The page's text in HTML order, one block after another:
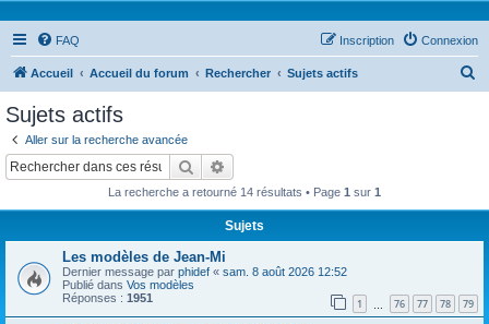
FAQ Connexion
Inscription
Accueil Accueil du forum Rechercher Sujets actifs
Sujets actifs
Aller sur la recherche avancée
Rechercher
La recherche a retourné 14 résultats • Page 1 sur 1
Sujets
Les modèles de Jean-Mi
Dernier message par phidef « sam. 8 août 2026 12:52
Publié dans Vos modèles
Réponses : 1951 1 76 77 78 79